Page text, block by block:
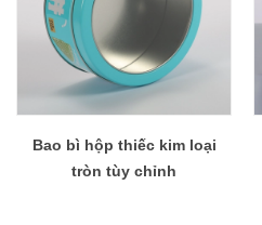
Bao bì hộp thiếc kim loại
tròn tùy chỉnh